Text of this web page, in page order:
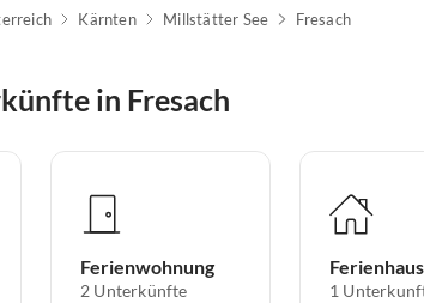
Kärnten Millstätter See Fresach
in Fresach
Ferienwohnung
2 Unterkünfte
Ferienhaus
1